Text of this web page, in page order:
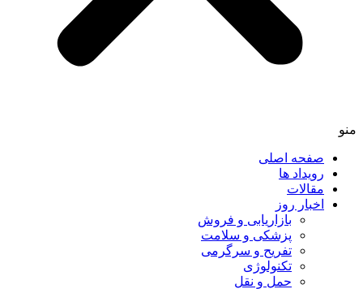
منو
صفحه اصلی
رویداد ها
مقالات
اخبار روز
بازاریابی و فروش
پزشکی و سلامت
تفریح و سرگرمی
تکنولوژی
حمل و نقل